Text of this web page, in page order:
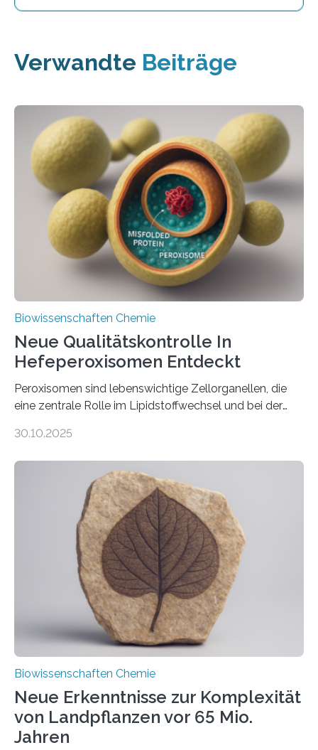
Verwandte Beiträge
Biowissenschaften Chemie
Neue Qualitätskontrolle In
Hefeperoxisomen Entdeckt
Peroxisomen sind lebenswichtige Zellorganellen, die
eine zentrale Rolle im Lipidstoffwechsel und bei der
erfüllen können, müssen zahlreiche Enzyme präzise in
der Ruhr-Universität Bochum um Prof. Dr. Ralf Erdmann
und Dr. Ismaila Francis Yusuf hat nun einen bislang
unbekannten Qualitätskontrollmechanismus des
peroxisomalen Proteintransports in der Bäckerhefe
Saccharomyces cerevisiae entdeckt, der für die
Funktionsfähigkeit der Organellen entscheidend ist. Die
Studie wurde am 28. Oktober 2025 in der
Fachzeitschrift…
30.10.2025
Biowissenschaften Chemie
Neue Erkenntnisse zur Komplexität
von Landpflanzen vor 65 Mio.
Jahren